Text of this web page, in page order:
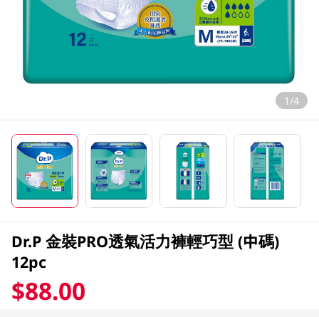
1/4
Dr.P 金裝PRO透氣活力褲輕巧型 (中碼)
12pc
$88.00